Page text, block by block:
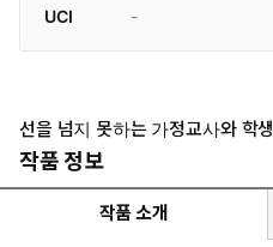
UCI
-
선을 넘지 못하는 가정교사와 학생
작품 정보
작품 소개